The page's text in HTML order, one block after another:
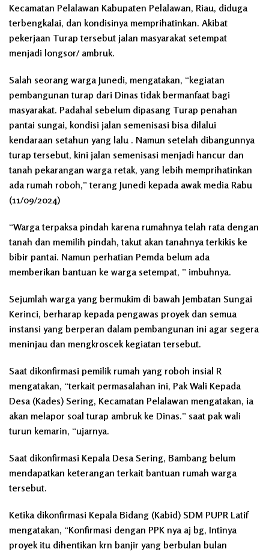
Kecamatan Pelalawan Kabupaten Pelalawan, Riau, diduga
terbengkalai, dan kondisinya memprihatinkan. Akibat
pekerjaan Turap tersebut jalan masyarakat setempat
menjadi longsor/ ambruk.
Salah seorang warga Junedi, mengatakan, “kegiatan
pembangunan turap dari Dinas tidak bermanfaat bagi
masyarakat. Padahal sebelum dipasang Turap penahan
pantai sungai, kondisi jalan semenisasi bisa dilalui
kendaraan setahun yang lalu . Namun setelah dibangunnya
turap tersebut, kini jalan semenisasi menjadi hancur dan
tanah pekarangan warga retak, yang lebih memprihatinkan
ada rumah roboh,” terang Junedi kepada awak media Rabu
(11/09/2024)
“Warga terpaksa pindah karena rumahnya telah rata dengan
tanah dan memilih pindah, takut akan tanahnya terkikis ke
bibir pantai. Namun perhatian Pemda belum ada
memberikan bantuan ke warga setempat, ” imbuhnya.
Sejumlah warga yang bermukim di bawah Jembatan Sungai
Kerinci, berharap kepada pengawas proyek dan semua
instansi yang berperan dalam pembangunan ini agar segera
meninjau dan mengkroscek kegiatan tersebut.
Saat dikonfirmasi pemilik rumah yang roboh insial R
mengatakan, “terkait permasalahan ini, Pak Wali Kepada
Desa (Kades) Sering, Kecamatan Pelalawan mengatakan, ia
akan melapor soal turap ambruk ke Dinas.” saat pak wali
turun kemarin, “ujarnya.
Saat dikonfirmasi Kepala Desa Sering, Bambang belum
mendapatkan keterangan terkait bantuan rumah warga
tersebut.
Ketika dikonfirmasi Kepala Bidang (Kabid) SDM PUPR Latif
mengatakan, “Konfirmasi dengan PPK nya aj bg, Intinya
proyek itu dihentikan krn banjir yang berbulan bulan